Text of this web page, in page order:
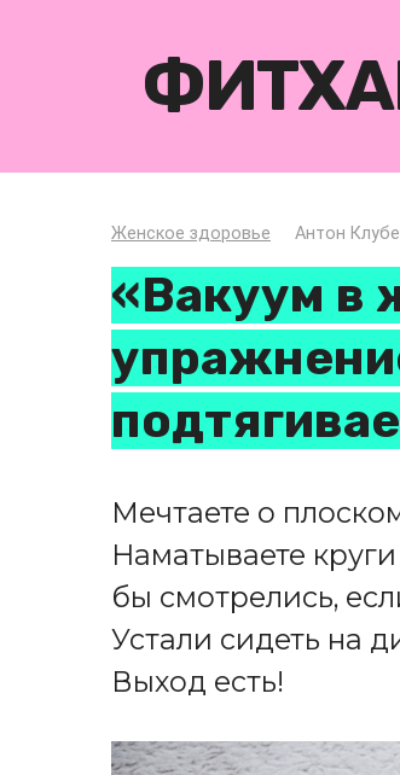
Женское здоровье Антон
«Вакуум в
Мечтаете о
Наматываете
бы смотрелись,
Устали сидеть на
Выход есть!